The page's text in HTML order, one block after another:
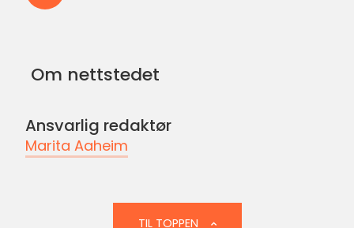
Facebook
Om nettstedet
Ansvarlig redaktør
Marita Aaheim
TIL TOPPEN